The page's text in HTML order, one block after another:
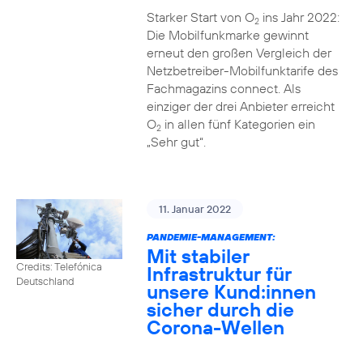
Starker Start von O2ins Jahr 2022:
Die Mobilfunkmarke gewinnt
erneut den großen Vergleich der
Netzbetreiber-Mobilfunktarife des
Fachmagazins connect. Als
einziger der drei Anbieter erreicht
O2in allen fünf Kategorien ein
„Sehr gut“.
Credits: Telefónica
Deutschland
11. Januar 2022
PANDEMIE-MANAGEMENT:
Mit stabiler
Infrastruktur für
unsere Kund:innen
sicher durch die
Corona-Wellen